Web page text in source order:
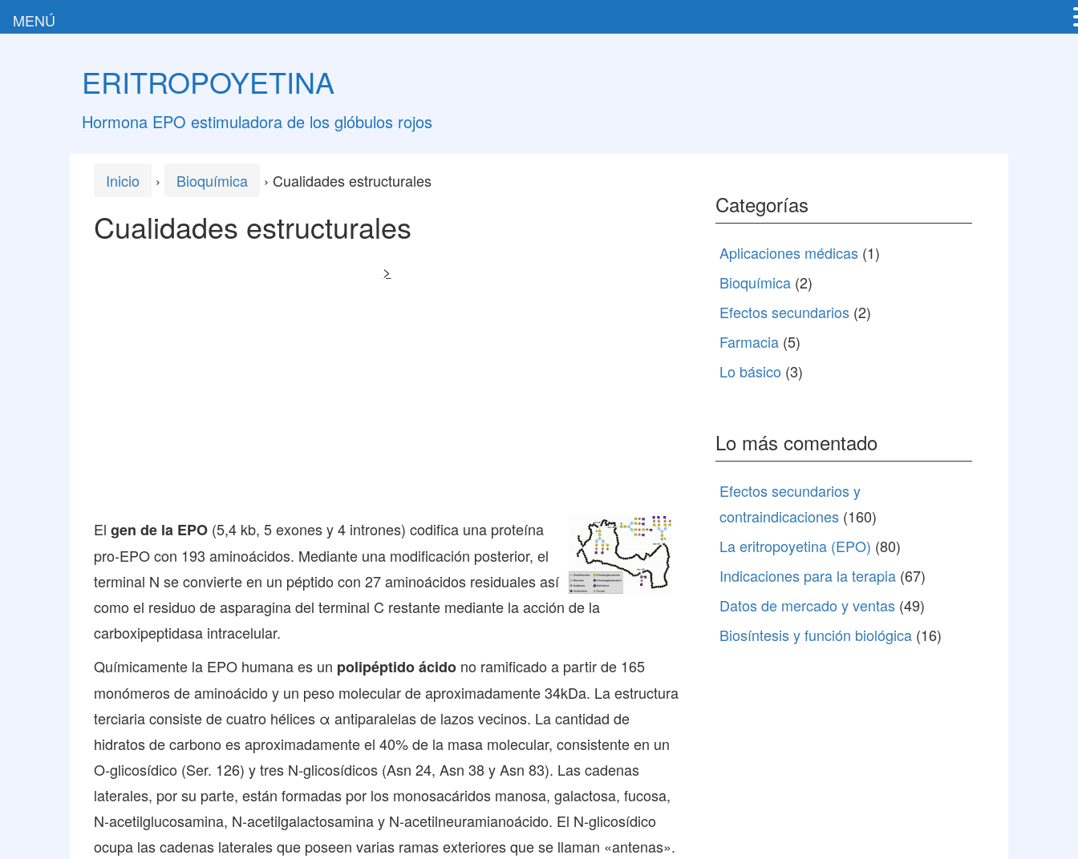
ERITROPOYETINA
Hormona EPO estimuladora de los glóbulos rojos
Inicio › Bioquímica › Cualidades estructurales
Cualidades estructurales
>
El gen de la EPO (5,4 kb, 5 exones y 4 intrones) codifica una proteína
pro-EPO con 193 aminoácidos. Mediante una modificación posterior, el
terminal N se convierte en un péptido con 27 aminoácidos residuales así
como el residuo de asparagina del terminal C restante mediante la acción de la
carboxipeptidasa intracelular.
Químicamente la EPO humana es un polipéptido ácido no ramificado a partir de 165
monómeros de aminoácido y un peso molecular de aproximadamente 34kDa. La estructura
terciaria consiste de cuatro hélices α antiparalelas de lazos vecinos. La cantidad de
hidratos de carbono es aproximadamente el 40% de la masa molecular, consistente en un
O-glicosídico (Ser. 126) y tres N-glicosídicos (Asn 24, Asn 38 y Asn 83). Las cadenas
laterales, por su parte, están formadas por los monosacáridos manosa, galactosa, fucosa,
N-acetilglucosamina, N-acetilgalactosamina y N-acetilneuramianoácido. El N-glicosídico
ocupa las cadenas laterales que poseen varias ramas exteriores que se llaman «antenas».
Categorías
Aplicaciones médicas (1)
Bioquímica (2)
Efectos secundarios (2)
Farmacia (5)
Lo básico (3)
Lo más comentado
Efectos secundarios y
contraindicaciones (160)
La eritropoyetina (EPO) (80)
Indicaciones para la terapia (67)
Datos de mercado y ventas (49)
Biosíntesis y función biológica (16)
MENÚ